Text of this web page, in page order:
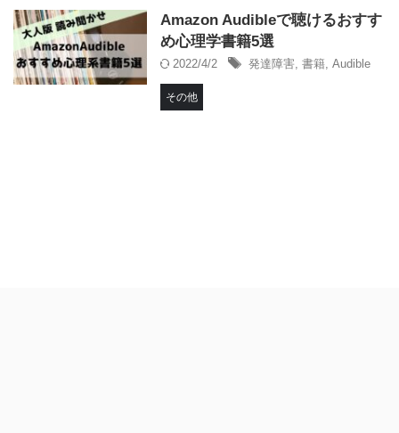
Amazon Audibleで聴けるおすす
め心理学書籍5選
2022/4/2 発達障害, 書籍, Audible
その他